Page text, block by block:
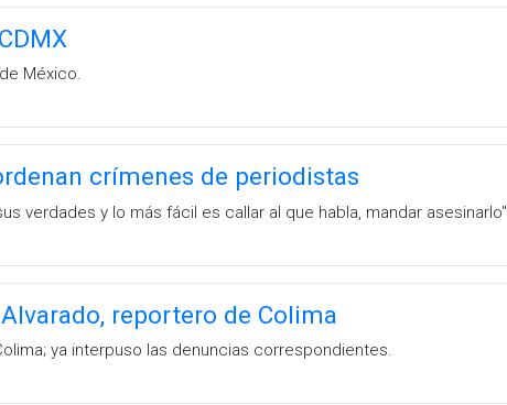
México.
crímenes de periodistas
verdades y lo más fácil es callar al que habla, mandar asesinarlo''
reportero de Colima
ya interpuso las denuncias correspondientes.